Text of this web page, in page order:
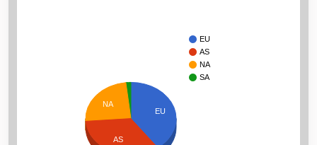
EU
AS
NA
SA
EU
NA
AS